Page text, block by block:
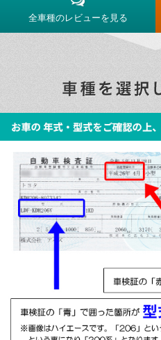
全車種のレビューを見る